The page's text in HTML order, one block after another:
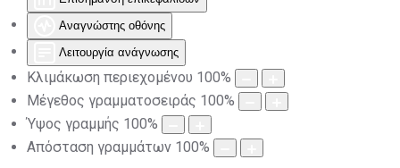
Αναγνώστης οθόνης
Λειτουργία ανάγνωσης
Κλιμάκωση περιεχομένου 100%
Μέγεθος γραμματοσειράς 100%
Ύψος γραμμής 100%
Απόσταση γραμμάτων 100%